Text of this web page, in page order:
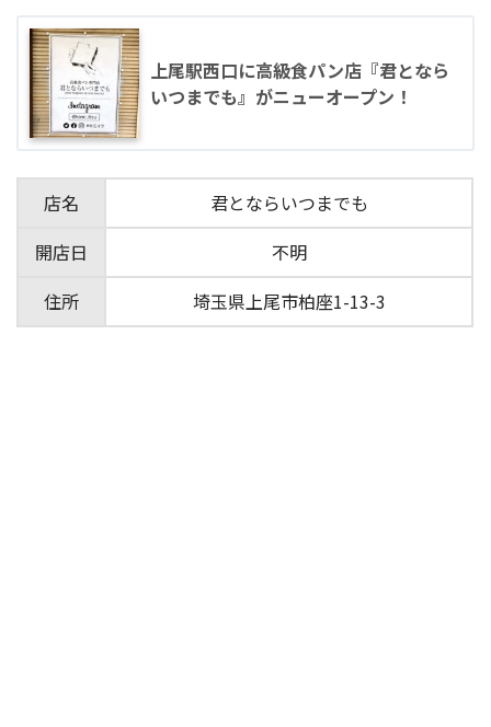
上尾駅西口に高級食パン店『君となら
いつまでも』がニューオープン！
店名
君とならいつまでも
開店日
不明
住所
埼玉県上尾市柏座1-13-3